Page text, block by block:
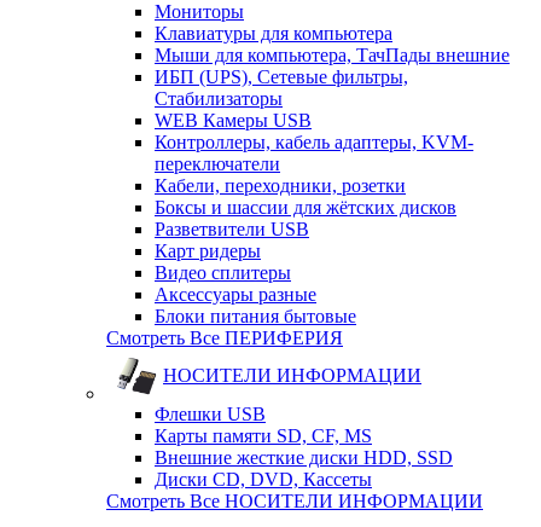
Мониторы
Клавиатуры для компьютера
Мыши для компьютера, ТачПады внешние
ИБП (UPS), Cетевые фильтры,
Cтабилизаторы
WEB Камеры USB
Контроллеры, кабель адаптеры, KVM-
переключатели
Кабели, переходники, розетки
Боксы и шассии для жётских дисков
Разветвители USB
Карт ридеры
Видео сплитеры
Аксессуары разные
Блоки питания бытовые
Смотреть Все ПЕРИФЕРИЯ
НОСИТЕЛИ ИНФОРМАЦИИ
Флешки USB
Карты памяти SD, CF, MS
Внешние жесткие диски HDD, SSD
Диски CD, DVD, Кассеты
Смотреть Все НОСИТЕЛИ ИНФОРМАЦИИ